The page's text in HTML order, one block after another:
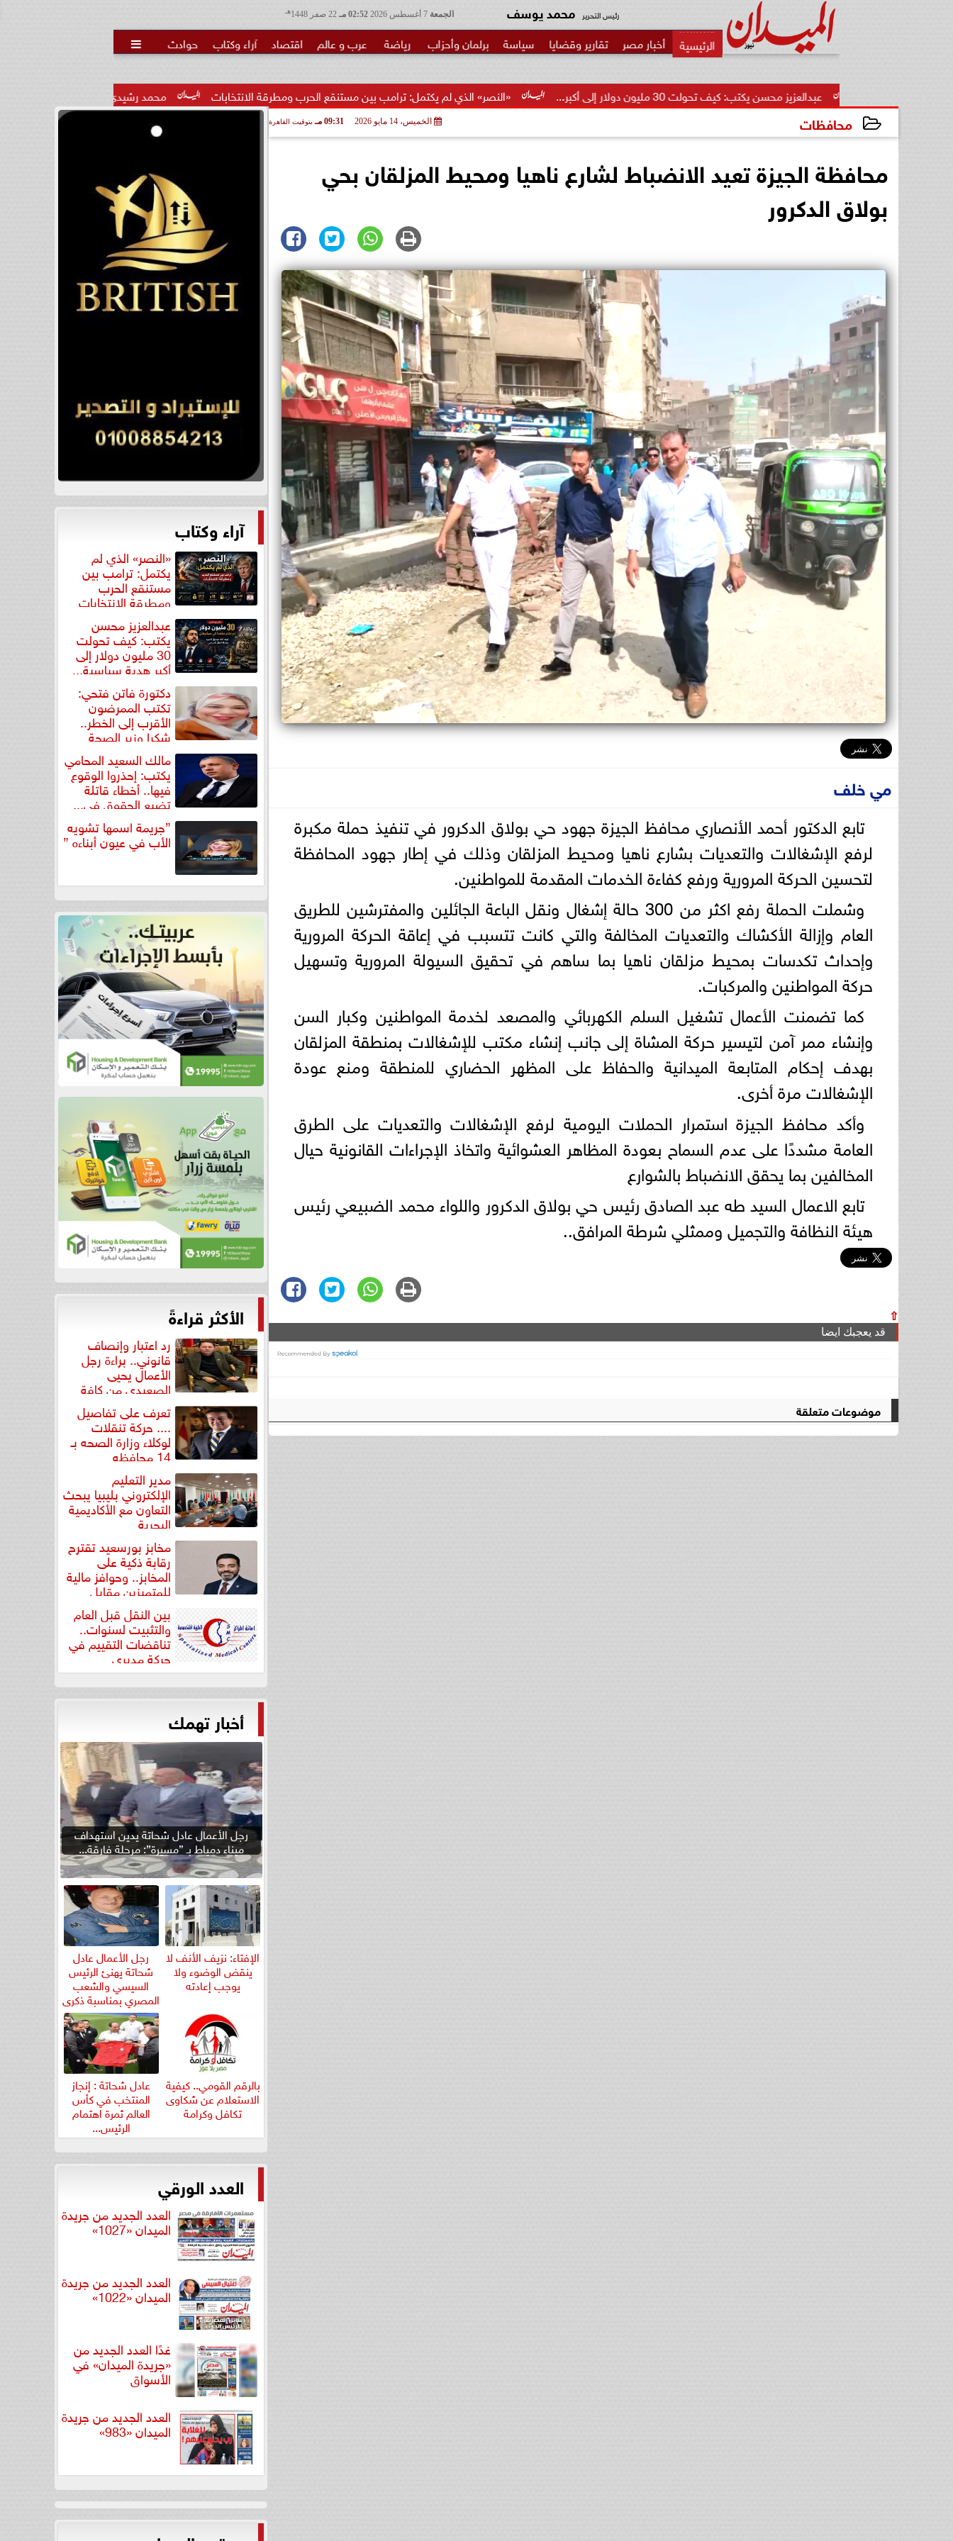
الجمعة 02:52 مـ هـ رئيس التحرير محمد يوسف
أخبار مصر تقارير وقضايا سياسة برلمان وأحزاب رياضة عرب و عالم اقتصاد آراء وكتاب حوادث 
محمد رشيدي: لقاء الرئيس السيسي وملك البحرين «النصر» الذي لم يكتمل: ترامب بين مستنقع الحرب ومطرقة الانتخابات عبدالعزيز محسن يكتب: كيف تحولت 30 مليون دولار إلى أكبر...
محافظات الخميس، 14 مايو 2026 09:31 مـ بتوقيت القاهرة
محافظة الجيزة تعيد الانضباط لشارع ناهيا ومحيط المزلقان بحي
بولاق الدكرور
مي خلف
تابع الدكتور أحمد الأنصاري محافظ الجيزة جهود حي بولاق الدكرور في تنفيذ حملة مكبرة
لرفع الإشغالات والتعديات بشارع ناهيا ومحيط المزلقان وذلك في إطار جهود المحافظة
لتحسين الحركة المرورية ورفع كفاءة الخدمات المقدمة للمواطنين.
وشملت الحملة رفع اكثر من 300 حالة إشغال ونقل الباعة الجائلين والمفترشين للطريق
العام وإزالة الأكشاك والتعديات المخالفة والتي كانت تتسبب في إعاقة الحركة المرورية
وإحداث تكدسات بمحيط مزلقان ناهيا بما ساهم في تحقيق السيولة المرورية وتسهيل
حركة المواطنين والمركبات.
كما تضمنت الأعمال تشغيل السلم الكهربائي والمصعد لخدمة المواطنين وكبار السن
وإنشاء ممر آمن لتيسير حركة المشاة إلى جانب إنشاء مكتب للإشغالات بمنطقة المزلقان
بهدف إحكام المتابعة الميدانية والحفاظ على المظهر الحضاري للمنطقة ومنع عودة
الإشغالات مرة أخرى.
وأكد محافظ الجيزة استمرار الحملات اليومية لرفع الإشغالات والتعديات على الطرق
العامة مشددًا على عدم السماح بعودة المظاهر العشوائية واتخاذ الإجراءات القانونية حيال
المخالفين بما يحقق الانضباط بالشوارع
تابع الاعمال السيد طه عبد الصادق رئيس حي بولاق الدكرور واللواء محمد الضبيعي رئيس
هيئة النظافة والتجميل وممثلي شرطة المرافق..
⇧
قد يعجبك ايضا
موضوعات متعلقة
آراء وكتاب
«النصر» الذي لم
يكتمل: ترامب بين
مستنقع الحرب
ومطرقة الانتخابات
عبدالعزيز محسن
يكتب: كيف تحولت
30 مليون دولار إلى
أكبر هدية سياسية...
دكتورة فاتن فتحي:
تكتب الممرضون
الأقرب إلى الخطر..
شكرا وزير الصحة
لتكريم... مالك السعيد المحامي
يكتب: إحذروا الوقوع
فيها.. أخطاء قاتلة
تضيع الحقوق في...
”جريمة اسمها تشويه
الأب في عيون أبناءه ”
الأكثر قراءةً
رد اعتبار وإنصاف
قانوني.. براءة رجل
الأعمال يحيى
الصعيدي من كافة
التهم... تعرف على تفاصيل
.... حركة تنقلات
لوكلاء وزارة الصحه بـ
14 محافظه
مدير التعليم
الإلكتروني بليبيا يبحث
التعاون مع الأكاديمية
البحرية
مخابز بورسعيد تقترح
رقابة ذكية على
المخابز.. وحوافز مالية
للمتميزين مقابل
بين النقل قبل العام
والتثبيت لسنوات..
تناقضات التقييم في
حركة مديري
”مستشفيات...
أخبار تهمك
رجل الأعمال عادل شحاتة يدين استهداف
ميناء دمياط بـ ”مسيرة”: مرحلة فارقة...
الإفتاء: نزيف الأنف لا
ينقض الوضوء ولا
يوجب إعادته
رجل الأعمال عادل
شحاتة يهنئ الرئيس
السيسي والشعب
المصري بمناسبة ذكرى
ثورة...
بالرقم القومي.. كيفية
الاستعلام عن شكاوى
تكافل وكرامة
عادل شحاتة : إنجاز
المنتخب في كأس
العالم ثمرة اهتمام
الرئيس...
العدد الورقي
العدد الجديد من جريدة
الميدان «1027»
العدد الجديد من جريدة
الميدان «1022»
غدًا العدد الجديد من
«جريدة الميدان» في
الأسواق
العدد الجديد من جريدة
الميدان «983»